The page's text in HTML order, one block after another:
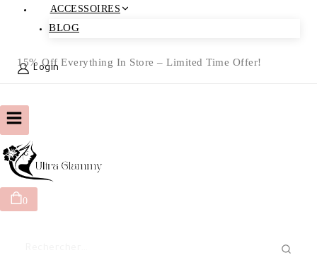
ACCESSOIRES
BLOG
15% Off Everything In Store – Limited Time Offer!
Login
0